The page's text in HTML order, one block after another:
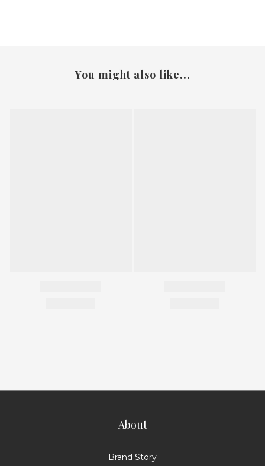
You might also like...
About
Brand Story